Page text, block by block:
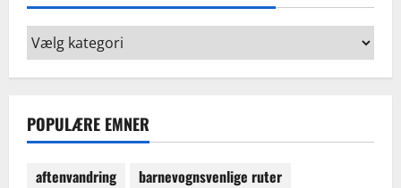
Kategorier:
find
ruter
temaer
POPULÆRE EMNER
aftenvandring
barnevognsvenlige ruter